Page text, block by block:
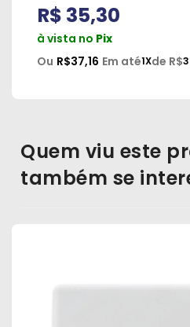
R$ 35,30
à vista no Pix
Ou R$37,16 Em até1Xde R$
Quem viu este
também se